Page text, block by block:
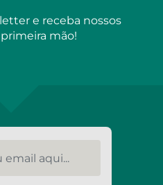
e receba nossos
mão!